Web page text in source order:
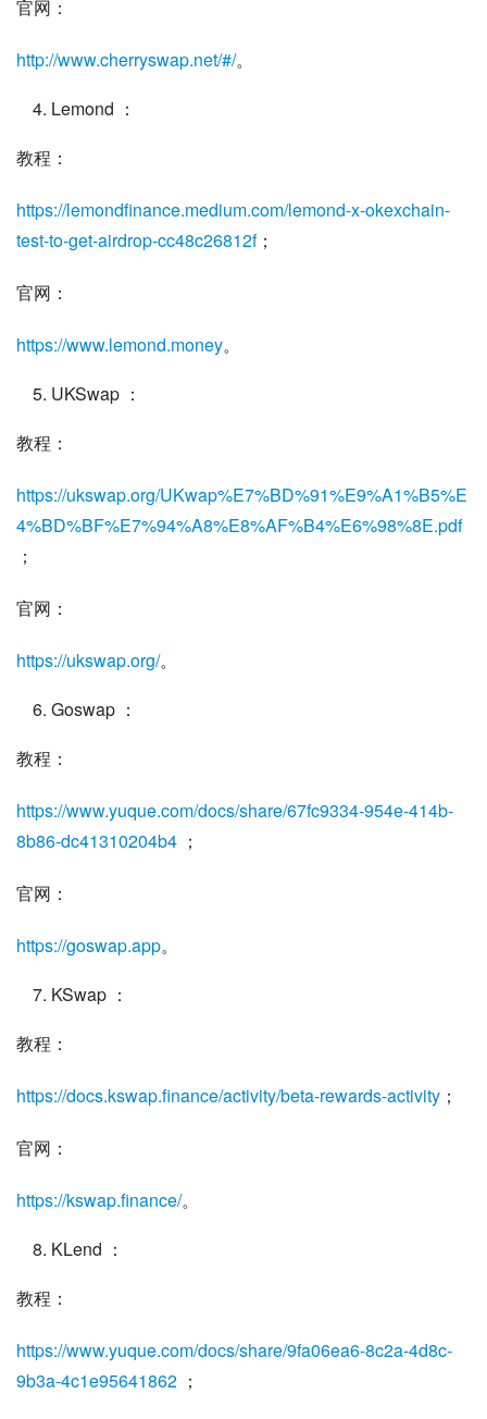
官网：
http://www.cherryswap.net/#/。
Lemond ：
教程：
https://lemondfinance.medium.com/lemond-x-okexchain-
test-to-get-airdrop-cc48c26812f；
官网：
https://www.lemond.money。
UKSwap ：
教程：
https://ukswap.org/UKwap%E7%BD%91%E9%A1%B5%E
4%BD%BF%E7%94%A8%E8%AF%B4%E6%98%8E.pdf
；
官网：
https://ukswap.org/。
Goswap ：
教程：
https://www.yuque.com/docs/share/67fc9334-954e-414b-
8b86-dc41310204b4 ；
官网：
https://goswap.app。
KSwap ：
教程：
https://docs.kswap.finance/activity/beta-rewards-activity ；
官网：
https://kswap.finance/。
KLend ：
教程：
https://www.yuque.com/docs/share/9fa06ea6-8c2a-4d8c-
9b3a-4c1e95641862 ；